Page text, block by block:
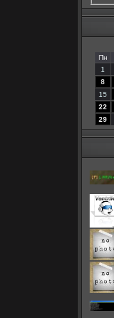
Пн
1
8
15
22
29